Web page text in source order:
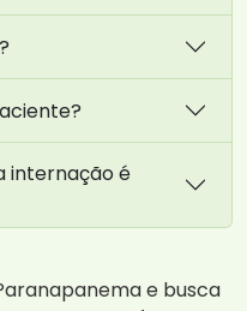
internação é
e busca